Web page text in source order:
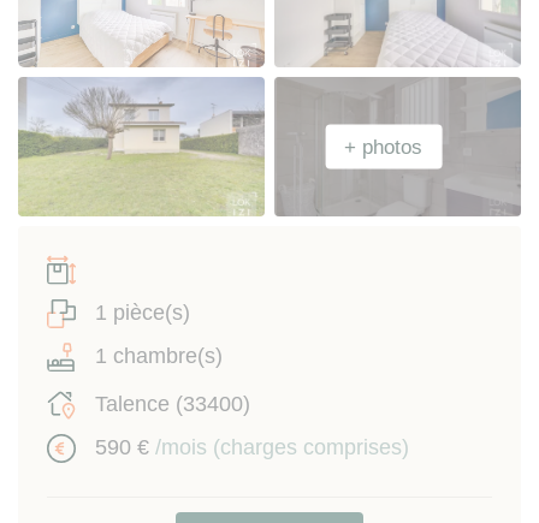
1 pièce(s)
1 chambre(s)
Talence (33400)
590 € /mois (charges comprises)